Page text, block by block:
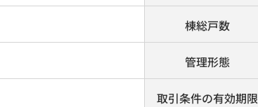
棟総戸数
管理形態
取引条件の有効期限